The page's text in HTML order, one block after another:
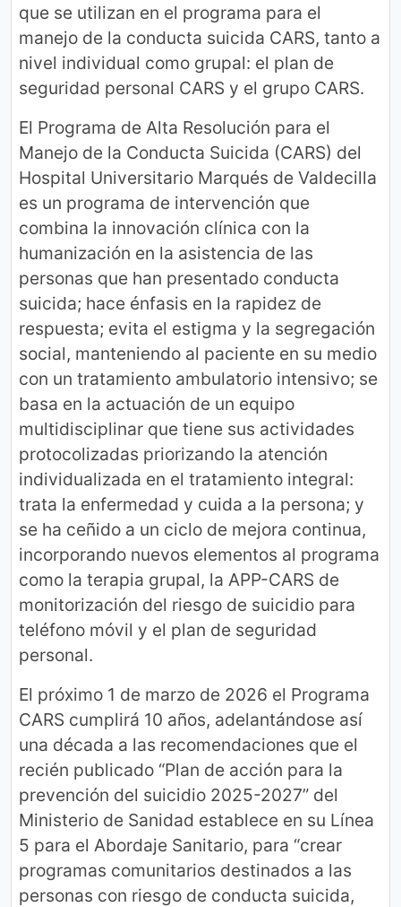
que se utilizan en el programa para el
manejo de la conducta suicida CARS, tanto a
nivel individual como grupal: el plan de
seguridad personal CARS y el grupo CARS.
El Programa de Alta Resolución para el
Manejo de la Conducta Suicida (CARS) del
Hospital Universitario Marqués de Valdecilla
es un programa de intervención que
combina la innovación clínica con la
humanización en la asistencia de las
personas que han presentado conducta
suicida; hace énfasis en la rapidez de
respuesta; evita el estigma y la segregación
social, manteniendo al paciente en su medio
con un tratamiento ambulatorio intensivo; se
basa en la actuación de un equipo
multidisciplinar que tiene sus actividades
protocolizadas priorizando la atención
individualizada en el tratamiento integral:
trata la enfermedad y cuida a la persona; y
se ha ceñido a un ciclo de mejora continua,
incorporando nuevos elementos al programa
como la terapia grupal, la APP-CARS de
monitorización del riesgo de suicidio para
teléfono móvil y el plan de seguridad
personal.
El próximo 1 de marzo de 2026 el Programa
CARS cumplirá 10 años, adelantándose así
una década a las recomendaciones que el
recién publicado “Plan de acción para la
prevención del suicidio 2025-2027” del
Ministerio de Sanidad establece en su Línea
5 para el Abordaje Sanitario, para “crear
programas comunitarios destinados a las
personas con riesgo de conducta suicida,